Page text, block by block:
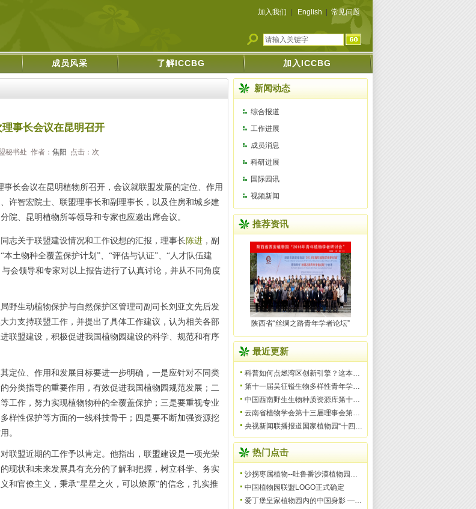
加入我们 English 常见问题
成员风采 了解ICCBG 加入ICCBG
事长会议在昆明召开
秘书处 作者： 焦阳 点击： 次
事长会议在昆明植物所召开，会议就联盟发展的定位、作用
许智宏院士、联盟理事长和副理事长，以及住房和城乡建
院、昆明植物所等领导和专家也应邀出席会议。
志关于联盟建设情况和工作设想的汇报，理事长陈进 ，副
“本土物种全覆盖保护计划 ”、 “评估与认证”、 “人才队伍建
会领导和专家对以上报告进行了认真讨论，并从不同角度
野生动植物保护与自然保护区管理司副司长刘亚文先后发
力支持联盟工作，并提出了具体工作建议，认为相关各部
联盟建设，积极促进我国植物园建设的科学、规范和有序
定位、作用和发展目标要进一步明确，一是应针对不同类
分类指导的重要作用，有效促进我国植物园规范发展；二
工作，努力实现植物物种的全覆盖保护；三是要重视专业
样性保护等方面的一线科技骨干；四是要不断加强资源挖
。
联盟近期的工作予以肯定。他指出，联盟建设是一项光荣
现状和未来发展具有充分的了解和把握，树立科学、务实
和官僚主义，秉承“星星之火，可以燎原”的信念，扎实推
新闻动态
综合报道
工作进展
成员消息
科研进展
国际园讯
视频新闻
推荐资讯
陕西省“丝绸之路青年学者论坛”
最近更新
科普如何点燃湾区创新引擎？这本书给出“战略答案”
第十一届吴征镒生物多样性青年学术论坛在昆明举办
中国西南野生生物种质资源库第十八届学术年会顺利召开
云南省植物学会第十三届理事会第五次会议在昆明植物所召
央视新闻联播报道国家植物园“十四五”期间野生植物保护
热门点击
沙拐枣属植物--吐鲁番沙漠植物园的镇园之宝
中国植物园联盟LOGO正式确定
爱丁堡皇家植物园内的中国身影 ——联盟人才培训计划进